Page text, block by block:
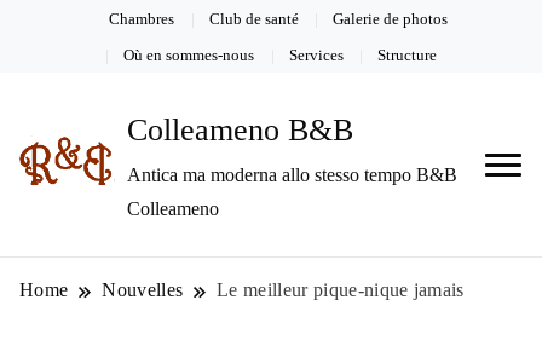
Chambres Club de santé Galerie de photos
Où en sommes-nous Services Structure
Colleameno B&B
Antica ma moderna allo stesso tempo B&B
Colleameno
Home Nouvelles Le meilleur pique-nique jamais